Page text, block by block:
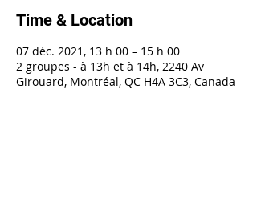
Time & Location
07 déc. 2021, 13 h 00 – 15 h 00
2 groupes - à 13h et à 14h, 2240 Av
Girouard, Montréal, QC H4A 3C3, Canada